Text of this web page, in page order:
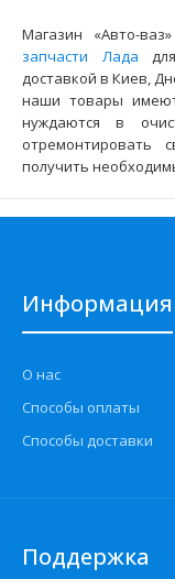
Амортизаторы
Магазин «Авто-
запчасти Лада
доставкой в Киев,
наши товары
нуждаются в
получить
Информация
О нас
Способы оплаты
Способы доставки
Поддержка